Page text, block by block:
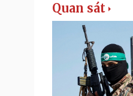
Quan sát